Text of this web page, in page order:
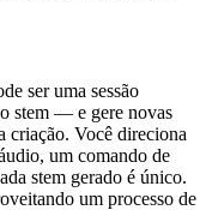
ser uma sessão
stem — e gere novas
criação. Você direciona
um comando de
stem gerado é único.
um processo de